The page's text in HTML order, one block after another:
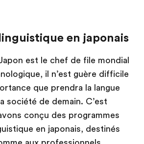
en japonais
est le chef de file mondial
il n’est guère difficile
que prendra la langue
société de demain. C’est
conçu des programmes
en japonais, destinés